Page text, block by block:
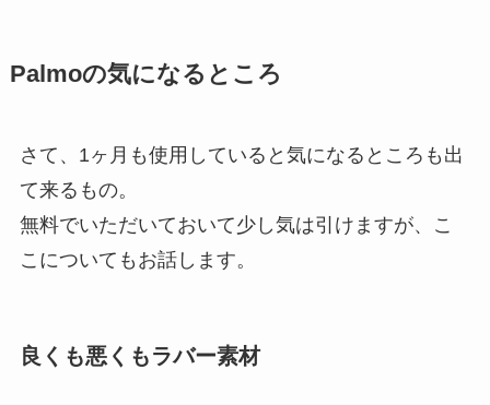
Palmoの気になるところ
さて、1ヶ月も使用していると気になるところも出
て来るもの。
無料でいただいておいて少し気は引けますが、こ
こについてもお話します。
良くも悪くもラバー素材